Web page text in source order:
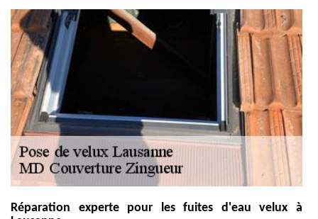
Réparation experte pour les fuites d'eau velux à